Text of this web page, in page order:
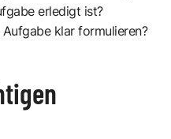
erledigt ist?
klar formulieren?